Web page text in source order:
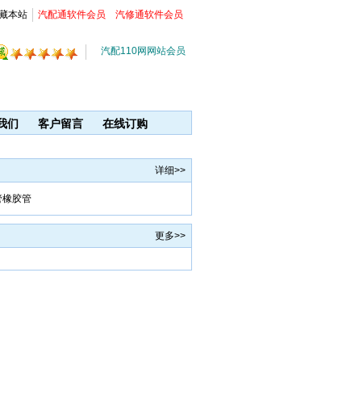
汽配110网网站会员
本站 汽配通软件会员 汽修通软件会员
们 客户留言 在线订购
详细>>
橡胶管
更多>>